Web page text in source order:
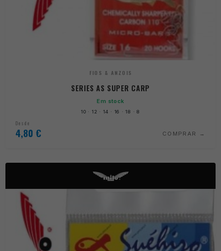
FIOS & ANZOIS
SERIES AS SUPER CARP
Em stock
10 · 12 · 14 · 16 · 18 · 8
Desde
4,80 € COMPRAR